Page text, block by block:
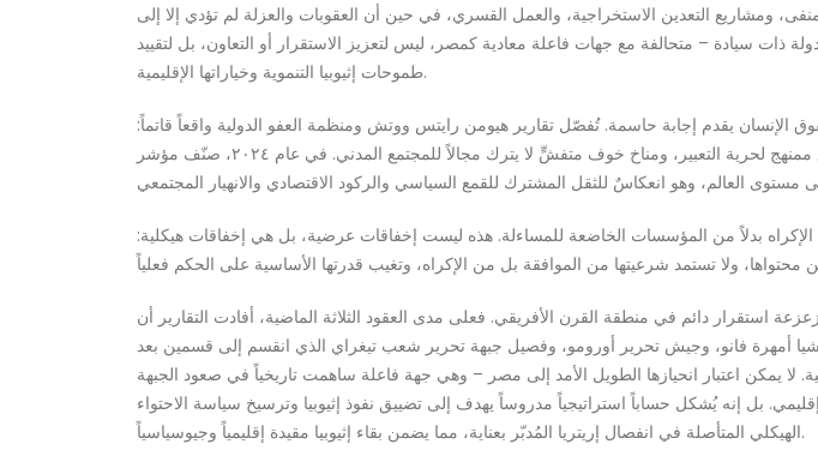
ومشاريع التعدين الاستخراجية، والعمل القسري، في حين أن العقوبات والعزلة لم تؤدي إلا إلى
ذات سيادة – متحالفة مع جهات فاعلة معادية كمصر، ليس لتعزيز الاستقرار أو التعاون، بل لتقييد
طموحات إثيوبيا التنموية وخياراتها الإقليمية.
الإنسان يقدم إجابة حاسمة. تُفصّل تقارير هيومن رايتس ووتش ومنظمة العفو الدولية واقعاً قاتماً:
خدمة وطنية غير محددة المدة، وعمل قسري يوقع حتى القُصّر في الفخ، واعتقالات تعسفية، وقمع ممنهج لحرية التعبير، ومناخ خوف متفشٍّ لا يترك مجالاً للمجتمع المدني. في عام ٢٠٢٤، صنّف مؤشر
بدلاً من المؤسسات الخاضعة للمساءلة. هذه ليست إخفاقات عرضية، بل هي إخفاقات هيكلية:
استقرار دائم في منطقة القرن الأفريقي. فعلى مدى العقود الثلاثة الماضية، أفادت التقارير أن
أمهرة فانو، وجيش تحرير أورومو، وفصيل جبهة تحرير شعب تيغراي الذي انقسم إلى قسمين بعد
لا يمكن اعتبار انحيازها الطويل الأمد إلى مصر – وهي جهة فاعلة ساهمت تاريخياً في صعود الجبهة
بل إنه يُشكل حساباً استراتيجياً مدروساً يهدف إلى تضييق نفوذ إثيوبيا وترسيخ سياسة الاحتواء
الهيكلي المتأصلة في انفصال إريتريا المُدبّر بعناية، مما يضمن بقاء إثيوبيا مقيدة إقليمياً وجيوسياسياً.